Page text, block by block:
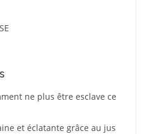
ne plus être esclave ce
et éclatante grâce au jus